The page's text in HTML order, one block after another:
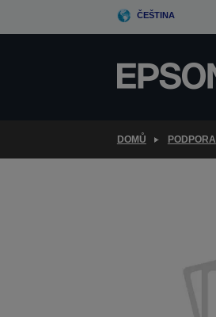
ČEŠTINA
DOMŮ PODPORA